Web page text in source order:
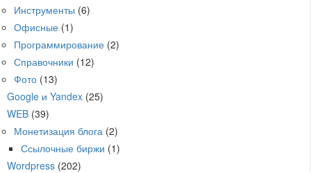
Инструменты (6)
Офисные (1)
Программирование (2)
Справочники (12)
Фото (13)
Google и Yandex (25)
WEB (39)
Монетизация блога (2)
Ссылочные биржи (1)
Wordpress (202)